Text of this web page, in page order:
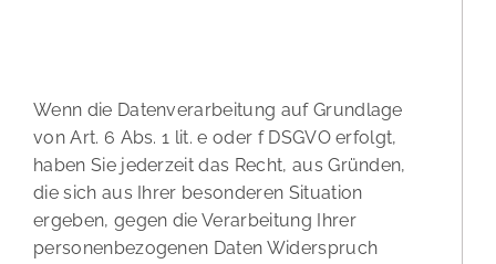
Wenn die Datenverarbeitung auf Grundlage
von Art. 6 Abs. 1 lit. e oder f DSGVO erfolgt,
haben Sie jederzeit das Recht, aus Gründen,
die sich aus Ihrer besonderen Situation
ergeben, gegen die Verarbeitung Ihrer
personenbezogenen Daten Widerspruch